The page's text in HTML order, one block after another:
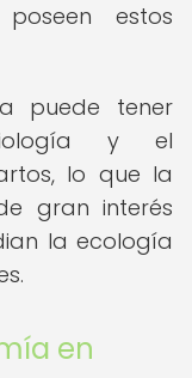
estos
puede tener
y el
lo que la
gran interés
la ecología
en